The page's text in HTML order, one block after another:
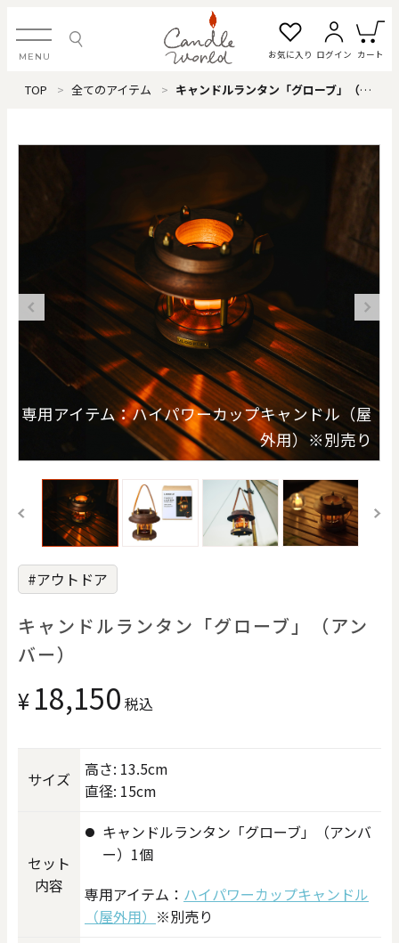
MENU お気に入り ログイン カート
ログイン・新規会員登録
すべてのアイテム
カテゴリから探す
#タグから探す
価格で探す
20000
円 円
クリア OK
色で探す
TOP 全てのアイテム キャンドルランタン「グローブ」（アンバー）
専用アイテム：ハイパワーカップキャンドル（屋
外用）※別売り
#アウトドア
キャンドルランタン「グローブ」（アン
バー）
¥ 18,150 税込
サイズ
高さ: 13.5cm
直径: 15cm
セット
内容
キャンドルランタン「グローブ」（アンバ
ー）1個
専用アイテム： ハイパワーカップキャンドル
（屋外用） ※別売り​